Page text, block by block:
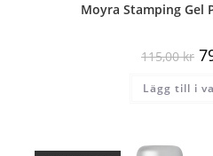
Moyra Stamping Gel
115,00kr
Lägg till i